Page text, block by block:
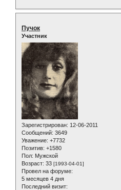
Пучок
Участник
Зарегистрирован: 12-06-2011
Сообщений: 3649
Уважение: +7732
Позитив: +1580
Пол: Мужской
Возраст: 33 [1993-04-01]
Провел на форуме:
5 месяцев 4 дня
Последний визит: